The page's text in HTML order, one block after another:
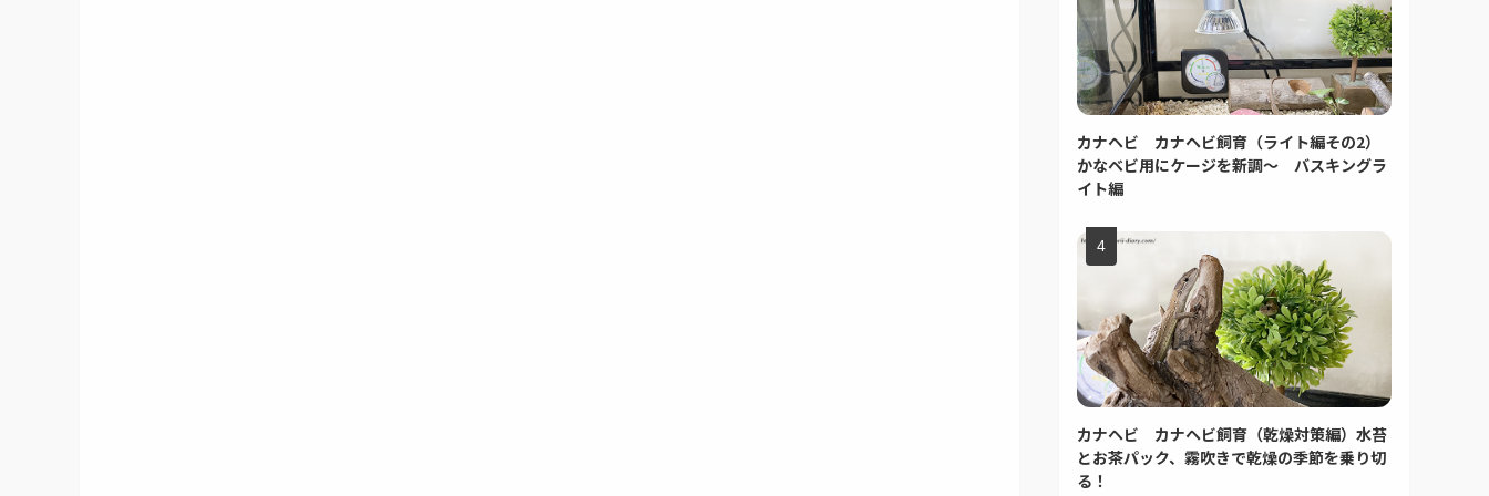
カナヘビ カナヘビ飼育（ライト編その2）
かなベビ用にケージを新調～ バスキングラ
イト編
カナヘビ カナヘビ飼育（乾燥対策編）水苔
とお茶パック、霧吹きで乾燥の季節を乗り切
る！